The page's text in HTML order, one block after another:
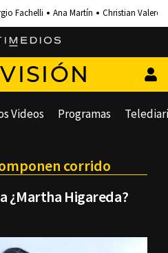
Fachelli Ana Martín Christian Valero
Videos Programas
corrido
¿Martha Higareda?